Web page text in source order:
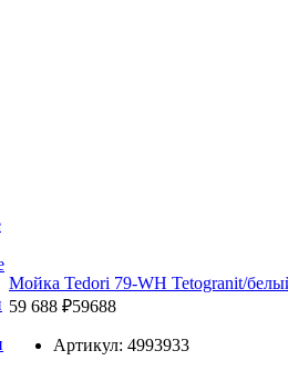
Мойка Tedori 79-WH Tetogranit/
59 688 ₽59688
Артикул: 4993933